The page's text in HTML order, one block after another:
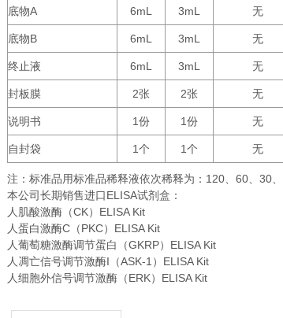
底物A 6mL 3mL 无
底物B 6mL 3mL 无
终止液 6mL 3mL 无
封板膜 2张 2张 无
说明书 1 份 1 份 无
自封袋 1 个 1 个 无
注：标准品用标准品稀释液依次稀释为： 120、 60、 30、
本公司长期销售进口ELISA试剂盒：
人肌酸激酶（CK）ELISA Kit
人蛋白激酶C（PKC）ELISA Kit
人葡萄糖激酶调节蛋白（GKRP）ELISA Kit
人凋亡信号调节激酶I（ASK-1）ELISA Kit
人细胞外信号调节激酶（ERK）ELISA Kit